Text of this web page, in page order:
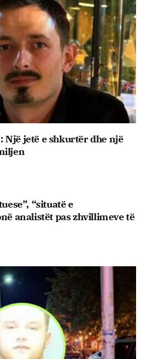
Një jetë e shkurtër dhe një
“situatë e
analistët pas zhvillimeve të